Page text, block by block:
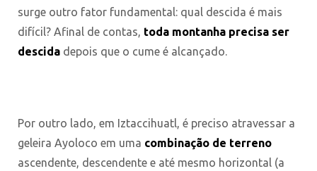
surge outro fator fundamental: qual descida é mais
difícil? Afinal de contas, toda montanha precisa ser
descida depois que o cume é alcançado.
Por outro lado, em Iztaccihuatl, é preciso atravessar a
geleira Ayoloco em uma combinação de terreno
ascendente, descendente e até mesmo horizontal (a